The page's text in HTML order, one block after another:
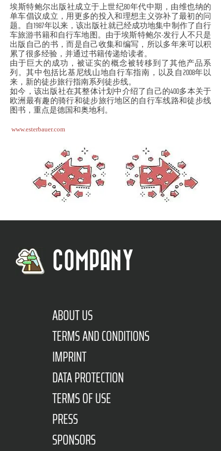
埃斯特鲍尔出版社成立于上世纪80年代中期，由维也纳的
单车倡议成立，用更多的投入和理想主义弥补了最初的问
题。自1987年以来，该出版社就已经成功地集中制作了自行
车旅游书籍和自行车地图。由于埃斯特鲍尔-发行人不只是
出版自己的书，而是自己收集和编写，所以多年来可以积
累了很多经验，并通过书籍传递给读者。
由于巨大的成功，被证实的概念被转移到了其他产品系
列。其中包括比基尼线山地自行车指南，以及自2008年以
来，新的徒步旅行指南系列徒步线。
如今，该出版社在其整体计划中介绍了自己的400多本关于
欧洲最有趣的骑行和徒步旅行地区的自行车线路和徒步线
图书，重点是德国和奥地利。
www.esterbauer.com
COMPANY
ABOUT US
TERMS AND CONDITIONS
IMPRINT
DATA PROTECTION
TERMS OF USE
PRESS
SPONSORS